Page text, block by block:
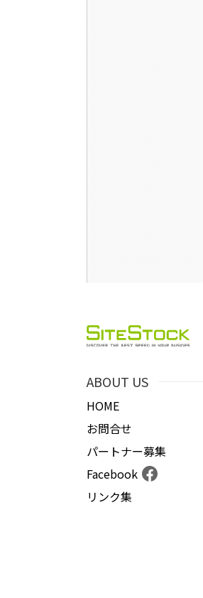
ABOUT US
HOME
お問合せ
パートナー募集
Facebook
リンク集